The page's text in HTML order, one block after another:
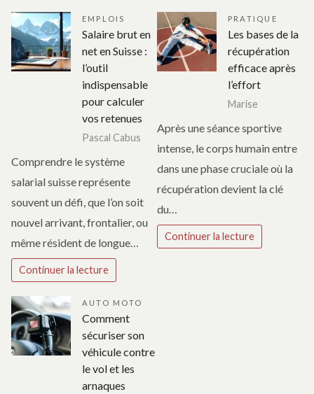
EMPLOIS
Salaire brut en
net en Suisse :
l’outil
indispensable
pour calculer
vos retenues
Pascal Cabus
Comprendre le système
salarial suisse représente
souvent un défi, que l’on soit
nouvel arrivant, frontalier, ou
même résident de longue…
Continuer la lecture
PRATIQUE
Les bases de la
récupération
efficace après
l’effort
Marise
Après une séance sportive
intense, le corps humain entre
dans une phase cruciale où la
récupération devient la clé
du…
Continuer la lecture
AUTO MOTO
Comment
sécuriser son
véhicule contre
le vol et les
arnaques